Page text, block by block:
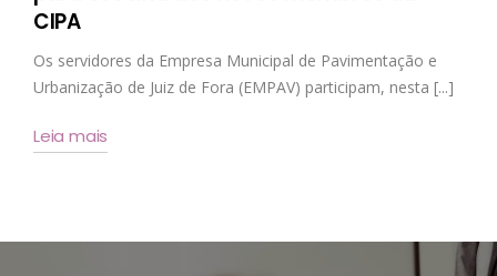
CIPA
Os servidores da Empresa Municipal de Pavimentação e
Urbanização de Juiz de Fora (EMPAV) participam, nesta [...]
Leia mais